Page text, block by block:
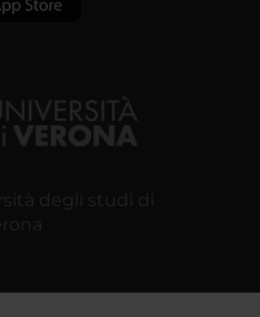
degli studi di